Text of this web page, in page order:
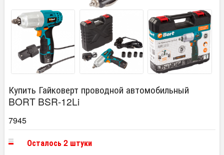
Купить Гайковерт проводной автомобильный
BORT BSR-12Li
7945
Осталось 2 штуки